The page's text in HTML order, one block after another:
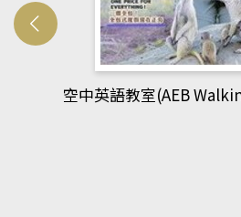
網管人(kono